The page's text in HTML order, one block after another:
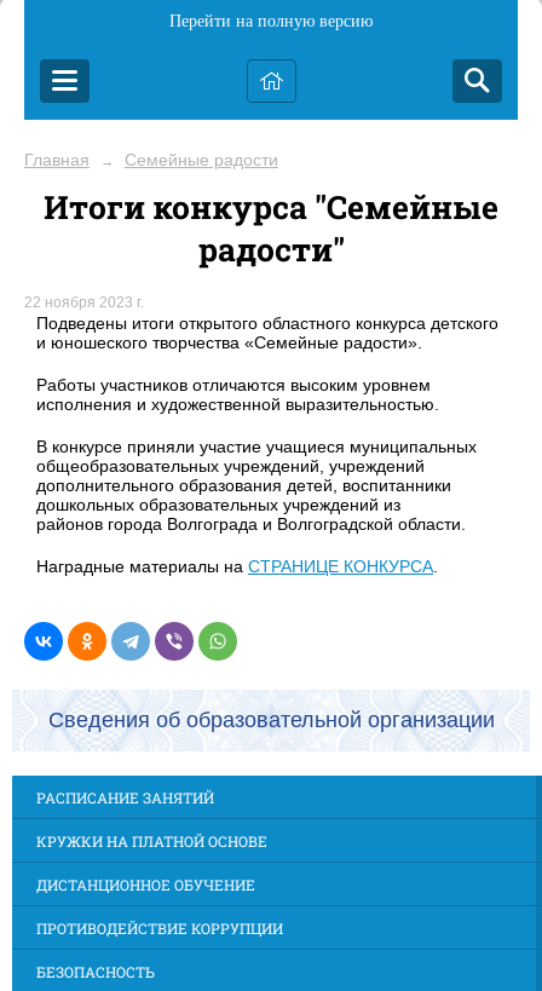
Перейти на полную версию
Главная → Семейные радости
Итоги конкурса "Семейные
радости"
22 ноября 2023 г.
Подведены итоги открытого областного конкурса детского
и юношеского творчества «Семейные радости».
Работы участников отличаются высоким уровнем
исполнения и художественной выразительностью.
В конкурсе приняли участие учащиеся муниципальных
общеобразовательных учреждений, учреждений
дополнительного образования детей, воспитанники
дошкольных образовательных учреждений из
районов города Волгограда и Волгоградской области.
Наградные материалы на СТРАНИЦЕ КОНКУРСА
Сведения об образовательной организации
РАСПИСАНИЕ ЗАНЯТИЙ
КРУЖКИ НА ПЛАТНОЙ ОСНОВЕ
ДИСТАНЦИОННОЕ ОБУЧЕНИЕ
ПРОТИВОДЕЙСТВИЕ КОРРУПЦИИ
БЕЗОПАСНОСТЬ